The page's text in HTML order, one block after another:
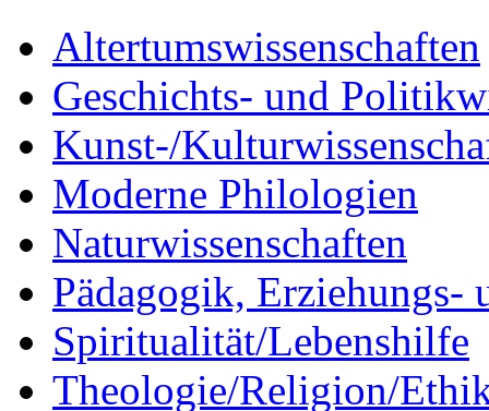
Altertumswissenschaften
Geschichts- und
Kunst-/
Moderne Philologien
Naturwissenschaften
Pädagogik, Erziehungs-
Spiritualität/Lebenshilfe
Theologie/Religion/